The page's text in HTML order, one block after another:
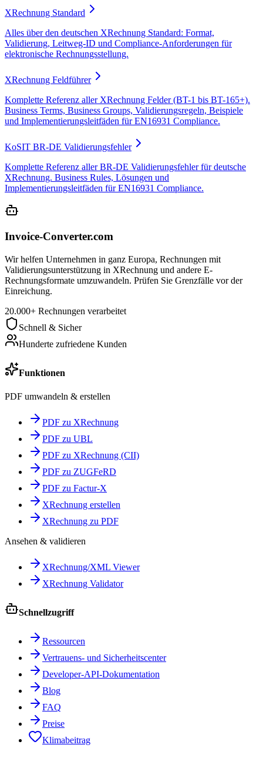
XRechnung Standard
Alles über den deutschen XRechnung Standard: Format,
Validierung, Leitweg-ID und Compliance-Anforderungen für
elektronische Rechnungsstellung.
XRechnung Feldführer
Komplette Referenz aller XRechnung Felder (BT-1 bis BT-165+).
Business Terms, Business Groups, Validierungsregeln, Beispiele
und Implementierungsleitfäden für EN16931 Compliance.
KoSIT BR-DE Validierungsfehler
Komplette Referenz aller BR-DE Validierungsfehler für deutsche
XRechnung. Business Rules, Lösungen und
Implementierungsleitfäden für EN16931 Compliance.
Invoice-Converter.com
Wir helfen Unternehmen in ganz Europa, Rechnungen mit
Validierungsunterstützung in XRechnung und andere E-
Rechnungsformate umzuwandeln. Prüfen Sie Grenzfälle vor der
Einreichung.
20.000+ Rechnungen verarbeitet
Schnell & Sicher
Hunderte zufriedene Kunden
Funktionen
PDF umwandeln & erstellen
PDF zu XRechnung
PDF zu UBL
PDF zu XRechnung (CII)
PDF zu ZUGFeRD
PDF zu Factur-X
XRechnung erstellen
XRechnung zu PDF
Ansehen & validieren
XRechnung/XML Viewer
XRechnung Validator
Schnellzugriff
Ressourcen
Vertrauens- und Sicherheitscenter
Developer-API-Dokumentation
Blog
FAQ
Preise
Klimabeitrag